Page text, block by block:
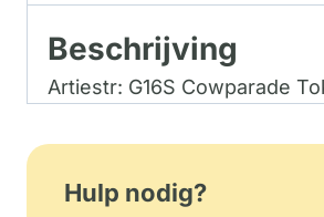
Beschrijving
Artiestr: G16S Cowparade
Hulp nodig?